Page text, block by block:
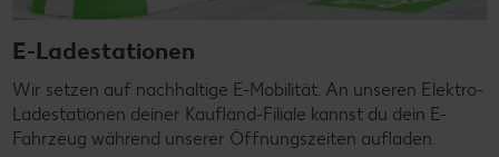
E-Ladestationen
Wir setzen auf nachhaltige E-Mobilität. An unseren Elektro-
Ladestationen deiner Kaufland-Filiale kannst du dein E-
Fahrzeug während unserer Öffnungszeiten aufladen.